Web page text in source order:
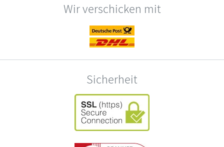
Wir verschicken mit
Sicherheit